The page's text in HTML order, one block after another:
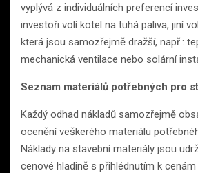
vyplývá z individuálních preferencí
investoři volí kotel na tuhá paliva, jiní
která jsou samozřejmě dražší, např.:
mechanická ventilace nebo solární
Seznam materiálů potřebných pro
Každý odhad nákladů samozřejmě
ocenění veškerého materiálu
Náklady na stavební materiály jsou
cenové hladině s přihlédnutím k